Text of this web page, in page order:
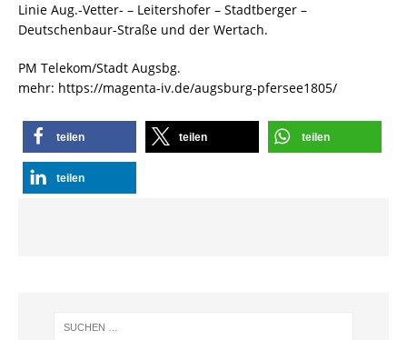
Linie Aug.-Vetter- – Leitershofer – Stadtberger –
Deutschenbaur-Straße und der Wertach.
PM Telekom/Stadt Augsbg.
mehr: https://magenta-iv.de/augsburg-pfersee1805/
teilen teilen teilen
teilen